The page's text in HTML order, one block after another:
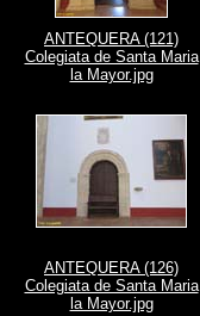
ANTEQUERA (121)
Colegiata de Santa Maria
la Mayor.jpg
ANTEQUERA (126)
Colegiata de Santa Maria
la Mayor.jpg